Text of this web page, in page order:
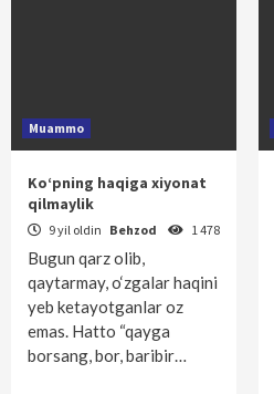
Muammo
Ko‘pning haqiga xiyonat
qilmaylik
9 yil oldin Behzod 1 478
Bugun qarz olib,
qaytarmay, o‘zgalar haqini
yeb ketayotganlar oz
emas. Hatto “qayga
borsang, bor, baribir…